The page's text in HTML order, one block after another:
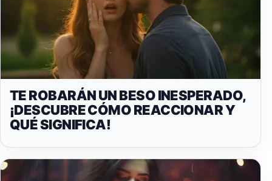
TE ROBARÁN UN BESO INESPERADO,
¡DESCUBRE CÓMO REACCIONAR Y
QUÉ SIGNIFICA!